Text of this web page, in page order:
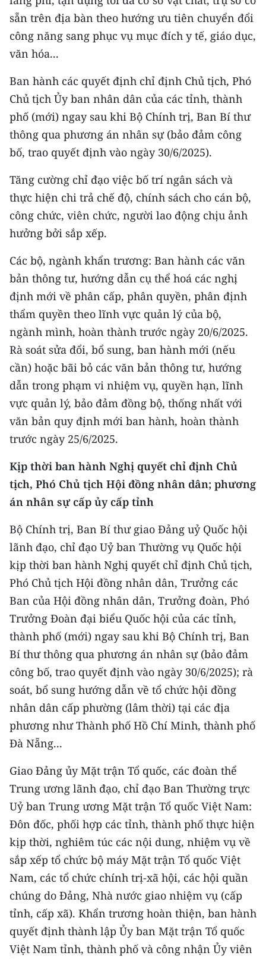
sẵn trên địa bàn theo hướng ưu tiên chuyển đổi
công năng sang phục vụ mục đích y tế, giáo dục,
văn hóa...
Ban hành các quyết định chỉ định Chủ tịch, Phó
Chủ tịch Ủy ban nhân dân của các tỉnh, thành
phố (mới) ngay sau khi Bộ Chính trị, Ban Bí thư
thông qua phương án nhân sự (bảo đảm công
bố, trao quyết định vào ngày 30/6/2025).
Tăng cường chỉ đạo việc bố trí ngân sách và
thực hiện chi trả chế độ, chính sách cho cán bộ,
công chức, viên chức, người lao động chịu ảnh
hưởng bởi sắp xếp.
Các bộ, ngành khẩn trương: Ban hành các văn
bản thông tư, hướng dẫn cụ thể hoá các nghị
định mới về phân cấp, phân quyền, phân định
thẩm quyền theo lĩnh vực quản lý của bộ,
ngành mình, hoàn thành trước ngày 20/6/2025.
Rà soát sửa đổi, bổ sung, ban hành mới (nếu
cần) hoặc bãi bỏ các văn bản thông tư, hướng
dẫn trong phạm vi nhiệm vụ, quyền hạn, lĩnh
vực quản lý, bảo đảm đồng bộ, thống nhất với
văn bản quy định mới ban hành, hoàn thành
trước ngày 25/6/2025.
Kịp thời ban hành Nghị quyết chỉ định Chủ
tịch, Phó Chủ tịch Hội đồng nhân dân; phương
án nhân sự cấp ủy cấp tỉnh
Bộ Chính trị, Ban Bí thư giao Đảng uỷ Quốc hội
lãnh đạo, chỉ đạo Uỷ ban Thường vụ Quốc hội
kịp thời ban hành Nghị quyết chỉ định Chủ tịch,
Phó Chủ tịch Hội đồng nhân dân, Trưởng các
Ban của Hội đồng nhân dân, Trưởng đoàn, Phó
Trưởng Đoàn đại biểu Quốc hội của các tỉnh,
thành phố (mới) ngay sau khi Bộ Chính trị, Ban
Bí thư thông qua phương án nhân sự (bảo đảm
công bố, trao quyết định vào ngày 30/6/2025); rà
soát, bổ sung hướng dẫn về tổ chức hội đồng
nhân dân cấp phường (lâm thời) tại các địa
phương như Thành phố Hồ Chí Minh, thành phố
Đà Nẵng...
Giao Đảng ủy Mặt trận Tổ quốc, các đoàn thể
Trung ương lãnh đạo, chỉ đạo Ban Thường trực
Uỷ ban Trung ương Mặt trận Tổ quốc Việt Nam:
Đôn đốc, phối hợp các tỉnh, thành phố thực hiện
kịp thời, nghiêm túc các nội dung, nhiệm vụ về
sắp xếp tổ chức bộ máy Mặt trận Tổ quốc Việt
Nam, các tổ chức chính trị-xã hội, các hội quần
chúng do Đảng, Nhà nước giao nhiệm vụ (cấp
tỉnh, cấp xã). Khẩn trương hoàn thiện, ban hành
quyết định thành lập Ủy ban Mặt trận Tổ quốc
Việt Nam tỉnh, thành phố và công nhận Ủy viên